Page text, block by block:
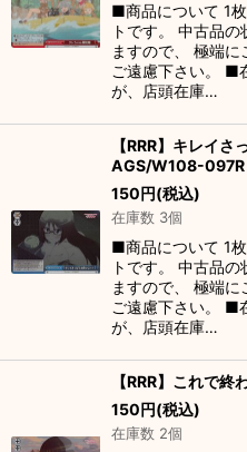
■商品について 1
トです。 中古品
ますので、 極端
ご遠慮下さい。 ■
が、店頭在庫…
【RRR】キレイ
AGS/W108-097R
150円(税込)
在庫数 3個
■商品について 1
トです。 中古品
ますので、 極端
ご遠慮下さい。 ■
が、店頭在庫…
【RRR】これで
150円(税込)
在庫数 2個